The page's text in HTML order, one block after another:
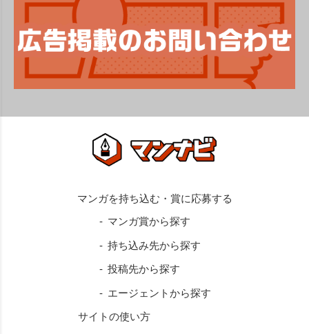
マンガ賞から探す
持ち込み先から探す
投稿先から探す
エージェントから探す
サイトの使い方